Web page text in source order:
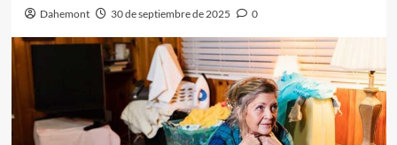
Dahemont 30 de septiembre de 2025 0